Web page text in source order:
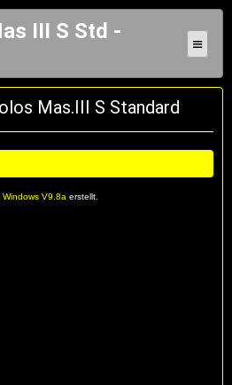
III S Std -
≡
Mas.III S Standard
Windows V9.8a erstellt.